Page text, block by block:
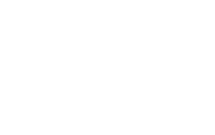
no nos dedicamos a eso, así que tus
haber dos excepciones:
de nuestros contactos, repartidos a lo
de fuerza mayor, nos pidiera ver nuestra
tenemos que ponerlo por aquí, por si
que escribirnos un correo a